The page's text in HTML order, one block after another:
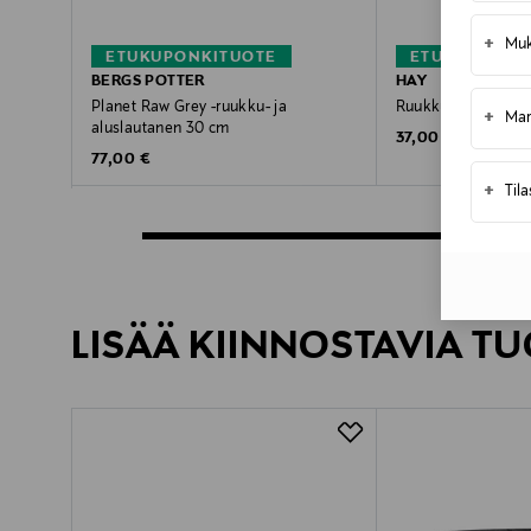
+
+
+
ETUKUPONKITUOTE
BERGS POTTER
Planet Raw Grey -ruukku- ja
aluslautanen 30 cm
Original Price
77,00 €
HAY
Ruukku ja
Original Price
37,00 €
LISÄÄ KIINNOSTAVIA